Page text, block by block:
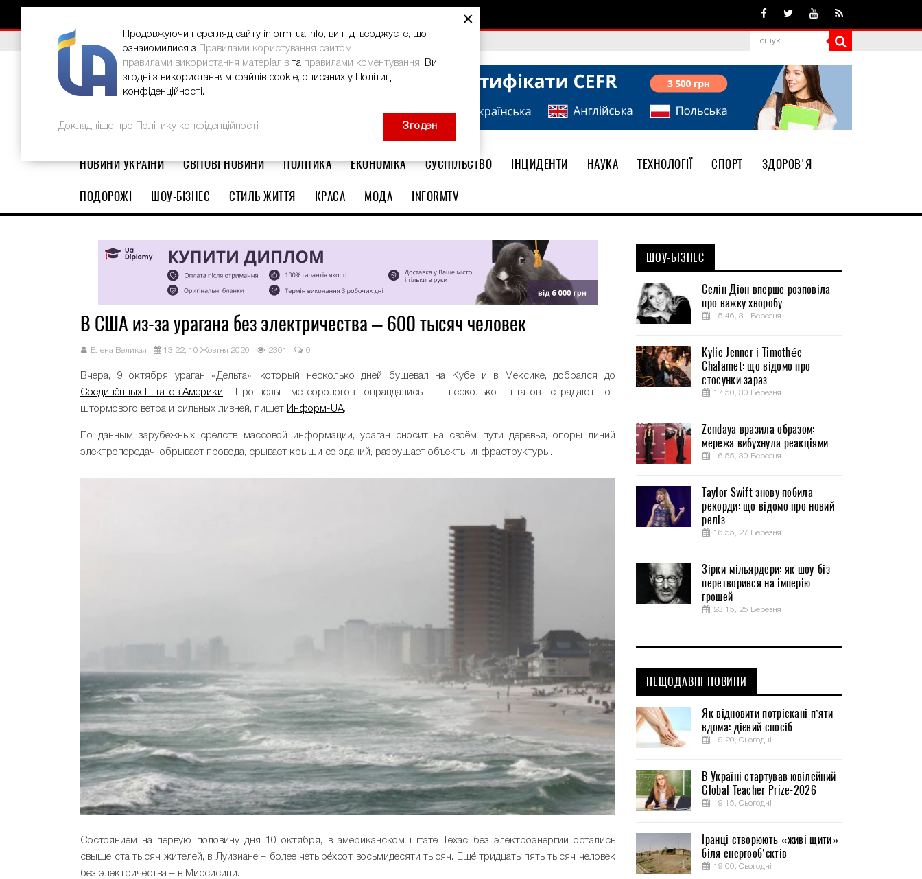
ВИБІР РЕДАКЦІЇ В Україні стартував ювілейний Global Teacher Prize-2026
НОВИНИ УКРАЇНИ СВІТОВІ НОВИНИ ПОЛІТИКА ЕКОНОМІКА СУСПІЛЬСТВО ІНЦИДЕНТИ НАУКА ТЕХНОЛОГІЇ СПОРТ
ЗДОРОВ'Я
ПОДОРОЖІ
ШОУ-БІЗНЕС СТИЛЬ ЖИТТЯ КРАСА МОДА INFORMTV
В США из-за урагана без электричества – 600 тысяч человек
Елена Великая 13:22, 10 Жовтня 2020 2301 0
Вчера, 9 октября ураган «Дельта», который несколько дней бушевал на Кубе и в Мексике, добрался до
Соединённых Штатов Америки. Прогнозы метеорологов оправдались – несколько штатов страдают от
штормового ветра и сильных ливней, пишет Информ-UA.
По данным зарубежных средств массовой информации, ураган сносит на своём пути деревья, опоры линий
электропередач, обрывает провода, срывает крыши со зданий, разрушает объекты инфраструктуры.
Состоянием на первую половину дня 10 октября, в американском штате Техас без электроэнергии остались
свыше ста тысяч жителей, в Луизиане – более четырёхсот восьмидесяти тысяч. Ещё тридцать пять тысяч человек
без электричества – в Миссисипи.
ШОУ-БІЗНЕС
Селін Діон вперше розповіла
про важку хворобу
15:46, 31 Березня
Kylie Jenner і Timothée
Chalamet: що відомо про
стосунки зараз
17:50, 30 Березня
Zendaya вразила образом:
мережа вибухнула реакціями
16:55, 30 Березня
Taylor Swift знову побила
рекорди: що відомо про новий
реліз
16:55, 27 Березня
Зірки-мільярдери: як шоу-біз
перетворився на імперію
грошей
23:15, 25 Березня
НЕЩОДАВНІ НОВИНИ
Як відновити потріскані п’яти
вдома: дієвий спосіб
19:20, Сьогодні
В Україні стартував ювілейний
Global Teacher Prize-2026
19:15, Сьогодні
Іранці створюють «живі щити»
біля енергооб’єктів
19:00, Сьогодні
×
Продовжуючи перегляд сайту inform-ua.info, ви підтверджуєте, що
ознайомилися з
Правилами користування сайтом,
правилами використання матеріалів та правилами коментування. Ви
згодні з використанням файлів cookie, описаних у Політиці
конфіденційності.
Докладніше про Політику конфіденційності Згоден